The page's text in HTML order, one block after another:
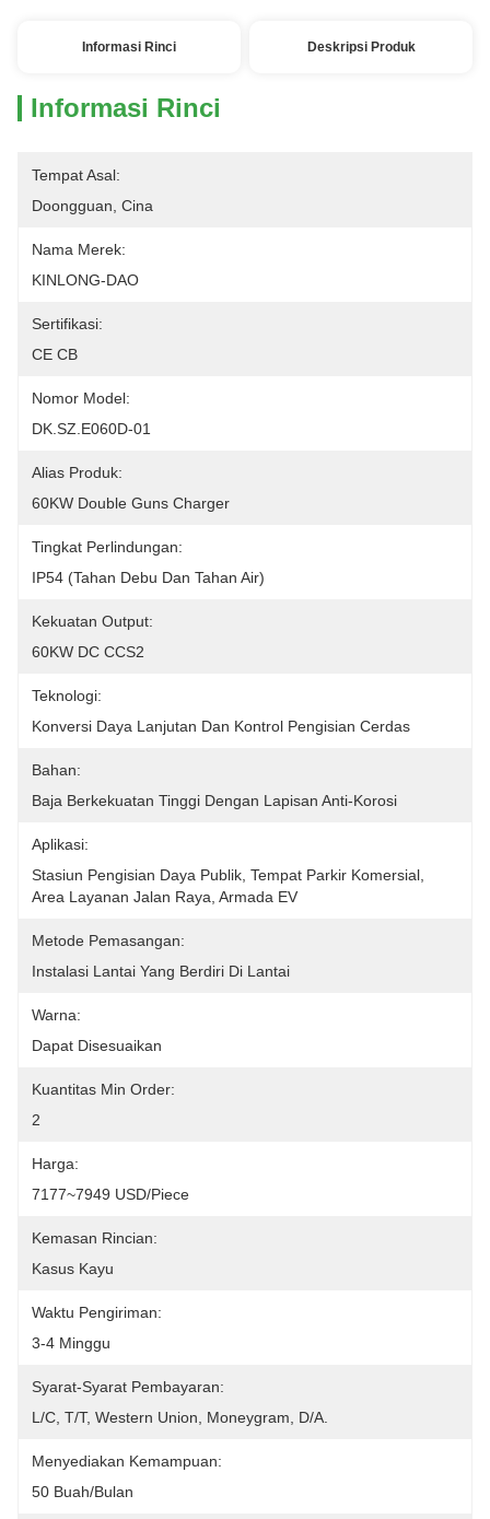
Informasi Rinci Deskripsi Produk
Informasi Rinci
Tempat Asal:
Doongguan, Cina
Nama Merek:
KINLONG-DAO
Sertifikasi:
CE CB
Nomor Model:
DK.SZ.E060D-01
Alias ​​Produk:
60KW Double Guns Charger
Tingkat Perlindungan:
IP54 (tahan Debu Dan Tahan Air)
Kekuatan Output:
60KW DC CCS2
Teknologi:
Konversi Daya Lanjutan Dan Kontrol Pengisian Cerdas
Bahan:
Baja Berkekuatan Tinggi Dengan Lapisan Anti-Korosi
Aplikasi:
Stasiun Pengisian Daya Publik, Tempat Parkir Komersial,
Area Layanan Jalan Raya, Armada EV
Metode Pemasangan:
Instalasi Lantai Yang Berdiri Di Lantai
Warna:
Dapat Disesuaikan
Kuantitas Min Order:
2
Harga:
7177~7949 USD/Piece
Kemasan Rincian:
Kasus Kayu
Waktu Pengiriman:
3-4 Minggu
Syarat-Syarat Pembayaran:
L/C, T/T, Western Union, Moneygram, D/A.
Menyediakan Kemampuan:
50 Buah/bulan